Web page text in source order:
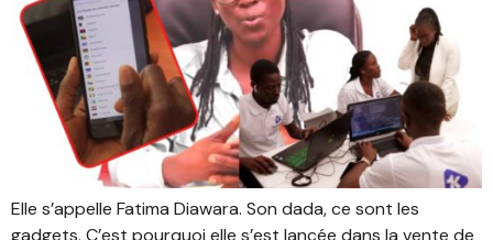
Elle s’appelle Fatima Diawara. Son dada, ce sont les
gadgets. C’est pourquoi elle s’est lancée dans la vente de